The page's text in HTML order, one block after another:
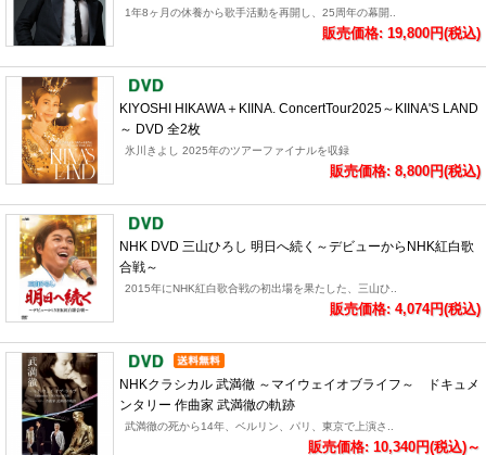
1年8ヶ月の休養から歌手活動を再開し、25周年の幕開..
販売価格: 19,800円(税込)
KIYOSHI HIKAWA＋KIINA. ConcertTour2025～KIINA'S LAND
～ DVD 全2枚
氷川きよし 2025年のツアーファイナルを収録
販売価格: 8,800円(税込)
NHK DVD 三山ひろし 明日へ続く～デビューからNHK紅白歌
合戦～
2015年にNHK紅白歌合戦の初出場を果たした、三山ひ..
販売価格: 4,074円(税込)
NHKクラシカル 武満徹 ～マイウェイオブライフ～ ドキュメ
ンタリー 作曲家 武満徹の軌跡
武満徹の死から14年、ベルリン、パリ、東京で上演さ..
販売価格: 10,340円(税込)～